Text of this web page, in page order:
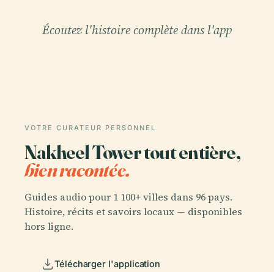
Écoutez l'histoire complète dans l'app
VOTRE CURATEUR PERSONNEL
Nakheel Tower tout entière,
bien racontée.
Guides audio pour 1 100+ villes dans 96 pays.
Histoire, récits et savoirs locaux — disponibles
hors ligne.
Télécharger l'application